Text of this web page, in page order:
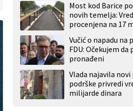
Most kod Barice
novih temelja:
procenjena na 17
Vučić o napadu na
FDU: Očekujem da
pronađeni
Vlada najavila
podrške privredi
milijarde dinara